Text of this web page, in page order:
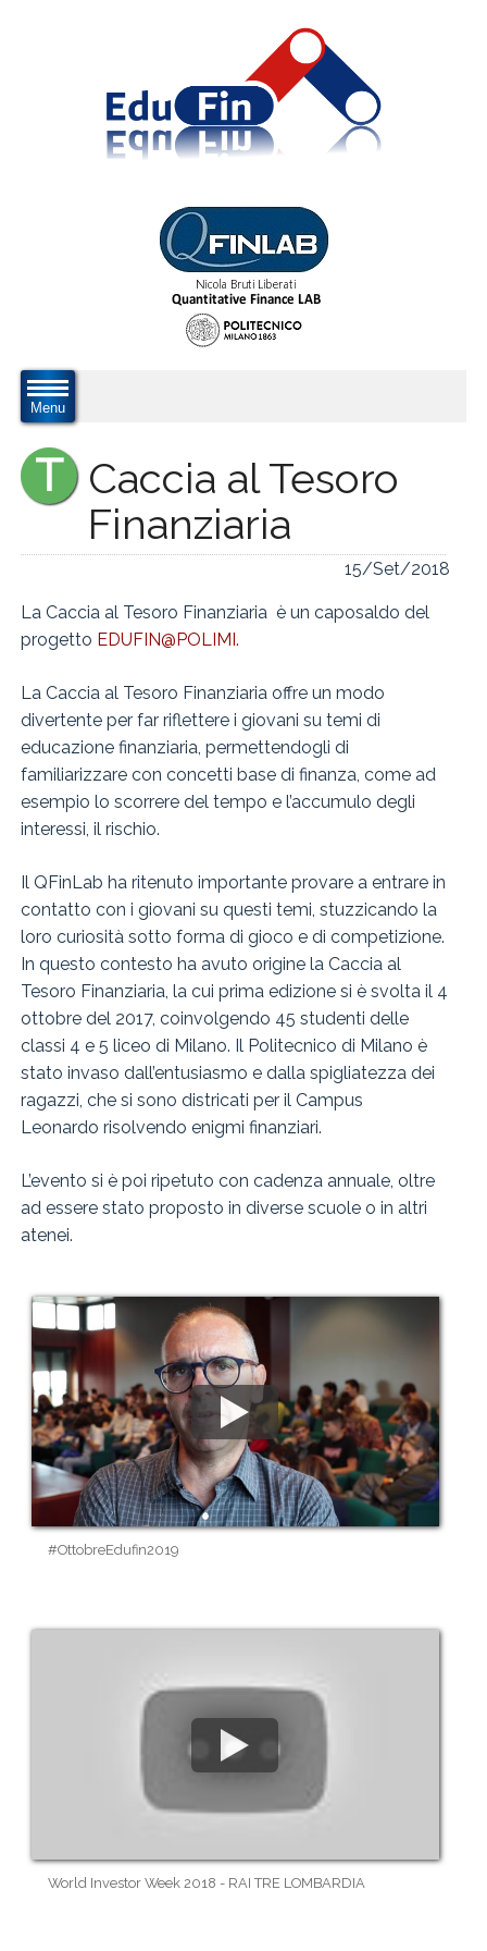
Menu
T Caccia al Tesoro
Finanziaria
15/Set/2018
La Caccia al Tesoro Finanziaria è un caposaldo del
progetto EDUFIN@POLIMI.
La Caccia al Tesoro Finanziaria offre un modo
divertente per far riflettere i giovani su temi di
educazione finanziaria, permettendogli di
familiarizzare con concetti base di finanza, come ad
esempio lo scorrere del tempo e l’accumulo degli
interessi, il rischio.
Il QFinLab ha ritenuto importante provare a entrare in
contatto con i giovani su questi temi, stuzzicando la
loro curiosità sotto forma di gioco e di competizione.
In questo contesto ha avuto origine la Caccia al
Tesoro Finanziaria, la cui prima edizione si è svolta il 4
ottobre del 2017, coinvolgendo 45 studenti delle
classi 4 e 5 liceo di Milano. Il Politecnico di Milano è
stato invaso dall’entusiasmo e dalla spigliatezza dei
ragazzi, che si sono districati per il Campus
Leonardo risolvendo enigmi finanziari.
L’evento si è poi ripetuto con cadenza annuale, oltre
ad essere stato proposto in diverse scuole o in altri
atenei.
#OttobreEdufin2019
World Investor Week 2018 - RAI TRE LOMBARDIA